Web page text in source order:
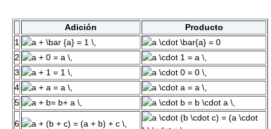
Adición
Producto
1
2
3
4
5
6